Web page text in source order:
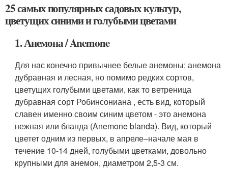
25 самых популярных садовых культур,
цветущих синими и голубыми цветами
1. Анемона / Anemone
Для нас конечно привычнее белые анемоны: анемона
дубравная и лесная, но помимо редких сортов,
цветущих голубыми цветами, как то ветреница
дубравная сорт Робинсониана , есть вид, который
славен именно своим синим цветом - это анемона
нежная или бланда (Anemone blanda). Вид, который
цветет одним из первых, в апреле–начале мая в
течение 10-14 дней, голубыми цветками, довольно
крупными для анемон, диаметром 2,5-3 см.